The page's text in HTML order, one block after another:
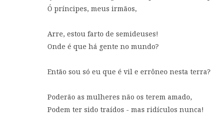
Ó príncipes, meus irmãos,
Arre, estou farto de semideuses!
Onde é que há gente no mundo?
Então sou só eu que é vil e errôneo nesta terra?
Poderão as mulheres não os terem amado,
Podem ter sido traídos - mas ridículos nunca!